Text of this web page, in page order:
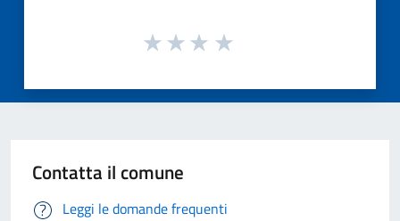
Contatta il comune
Leggi le domande frequenti